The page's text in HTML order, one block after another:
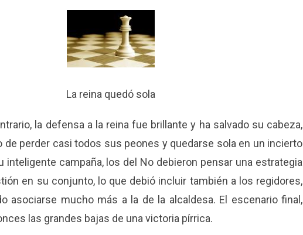
La reina quedó sola
la defensa a la reina fue brillante y ha salvado su cabeza,
de perder casi todos sus peones y quedarse sola en un incierto
inteligente campaña, los del No debieron pensar una estrategia
en su conjunto, lo que debió incluir también a los regidores,
asociarse mucho más a la de la alcaldesa. El escenario final,
las grandes bajas de una victoria pírrica.